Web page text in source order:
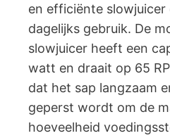
en efficiënte
dagelijks gebruik. De
slowjuicer heeft een
watt en draait op 65
dat het sap langzaam
geperst wordt om de
hoeveelheid